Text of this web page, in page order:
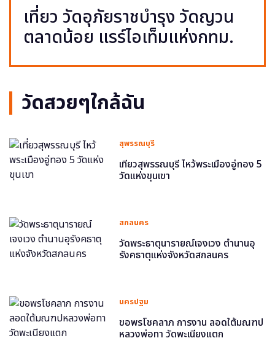
เที่ยว วัดอุภัยราชบำรุง วัดญวน
ตลาดน้อย แรร์ไอเท็มแห่งกทม.
วัดสวยๆใกล้ฉัน
สุพรรณบุรี
เที่ยวสุพรรณบุรี ไหว้พระเมืองอู่ทอง 5
วัดแห่งขุนเขา
สกลนคร
วัดพระธาตุนารายณ์เจงเวง ตำนานอุ
รังคธาตุแห่งจังหวัดสกลนคร
นครปฐม
ขอพรโชคลาภ การงาน ลอดใต้มณฑป
หลวงพ่อทา วัดพะเนียงแตก